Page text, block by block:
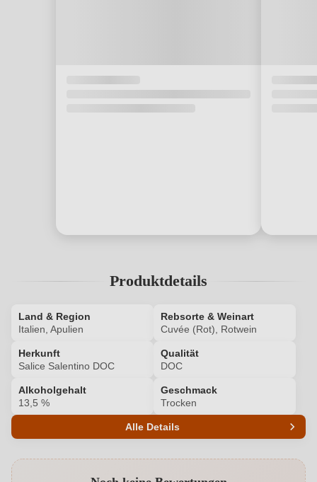
Produktdetails
Land & Region
Italien, Apulien
Rebsorte & Weinart
Cuvée (Rot), Rotwein
Herkunft
Salice Salentino DOC
Qualität
DOC
Alkoholgehalt
13,5 %
Geschmack
Trocken
Alle Details